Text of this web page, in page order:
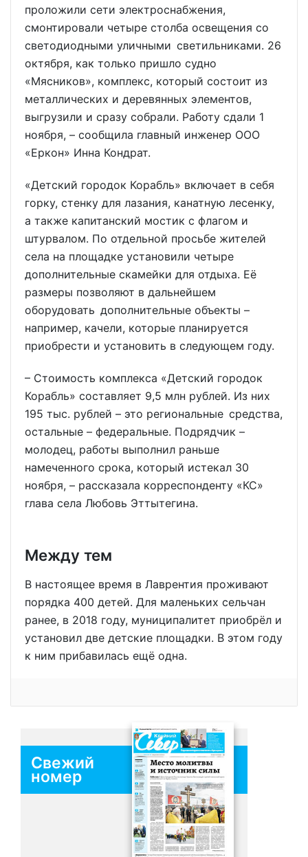
проложили сети электроснабжения,
смонтировали четыре столба освещения со
светодиодными уличными светильниками. 26
октября, как только пришло судно
«Мясников», комплекс, который состоит из
металлических и деревянных элементов,
выгрузили и сразу собрали. Работу сдали 1
ноября, – сообщила главный инженер ООО
«Еркон» Инна Кондрат.
«Детский городок Корабль» включает в себя
горку, стенку для лазания, канатную лесенку,
а также капитанский мостик с флагом и
штурвалом. По отдельной просьбе жителей
села на площадке установили четыре
дополнительные скамейки для отдыха. Её
размеры позволяют в дальнейшем
оборудовать дополнительные объекты –
например, качели, которые планируется
приобрести и установить в следующем году.
– Стоимость комплекса «Детский городок
Корабль» составляет 9,5 млн рублей. Из них
195 тыс. рублей – это региональные средства,
остальные – федеральные. Подрядчик –
молодец, работы выполнил раньше
намеченного срока, который истекал 30
ноября, – рассказала корреспонденту «КС»
глава села Любовь Эттытегина.
Между тем
В настоящее время в Лаврентия проживают
порядка 400 детей. Для маленьких сельчан
ранее, в 2018 году, муниципалитет приобрёл и
установил две детские площадки. В этом году
к ним прибавилась ещё одна.
Свежий
номер